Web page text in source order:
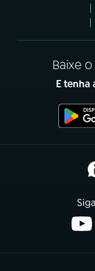
Baixe
E tenha